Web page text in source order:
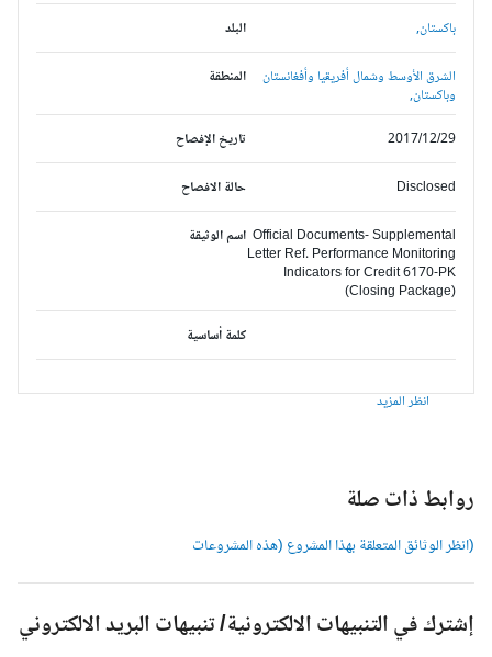
البلد باكستان,
المنطقة
الشرق الأوسط وشمال أفريقيا وأفغانستان
وباكستان,
تاريخ الإفصاح
2017/12/29
حالة الافصاح Disclosed
اسم الوثيقة Official Documents- Supplemental
Letter Ref. Performance Monitoring
Indicators for Credit 6170-PK
(Closing Package)
كلمة أساسية
انظر المزيد
روابط ذات صلة
(انظر الوثائق المتعلقة بهذا المشروع (هذه المشروعات
إشترك في التنبيهات الالكترونية/ تنبيهات البريد الالكتروني